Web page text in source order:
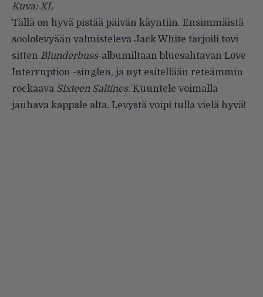
Kuva: XL
Tällä on hyvä pistää päivän käyntiin. Ensimmäistä
soololevyään valmisteleva Jack White tarjoili tovi
sitten Blunderbuss-albumiltaan bluesahtavan Love
Interruption -singlen, ja nyt esitellään reteämmin
rockaava Sixteen Saltines. Kuuntele voimalla
jauhava kappale alta. Levystä voipi tulla vielä hyvä!